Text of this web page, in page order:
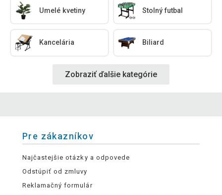
Umelé kvetiny Stolný futbal
Kancelária Biliard
Zobraziť ďalšie kategórie
Pre zákazníkov
Najčastejšie otázky a odpovede
Odstúpiť od zmluvy
Reklamačný formulár